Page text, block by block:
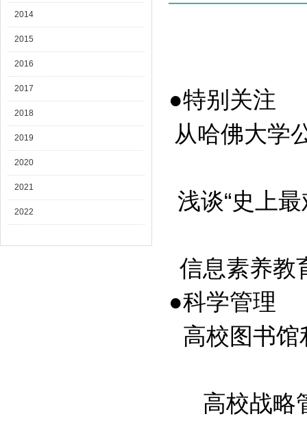
2014
2015
2016
2017
2018
2019
2020
2021
2022
●特别关注
从哈佛大学
浅谈“史上
信息素养
●科学管理
高校图书馆
高校战略